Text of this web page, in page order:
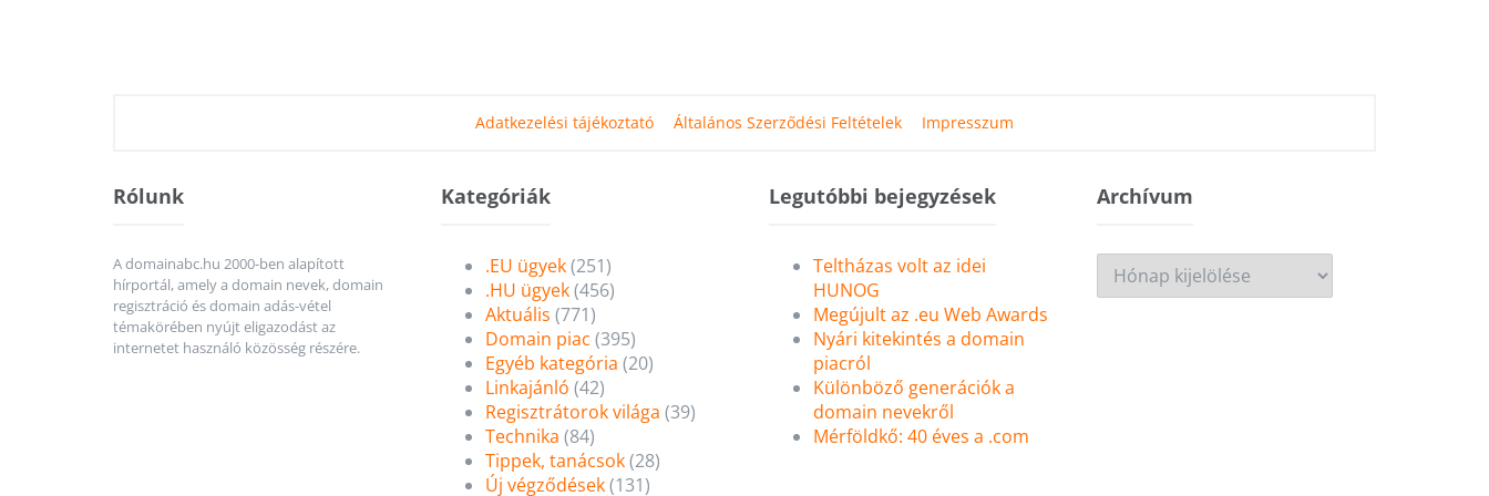
Adatkezelési tájékoztató Általános Szerződési Feltételek Impresszum
Rólunk
A domainabc.hu 2000-ben alapított
hírportál, amely a domain nevek, domain
regisztráció és domain adás-vétel
témakörében nyújt eligazodást az
internetet használó közösség részére.
Kategóriák
.EU ügyek(251)
.HU ügyek(456)
Aktuális (771)
Domain piac (395)
Egyéb kategória (20)
Linkajánló (42)
Regisztrátorok világa (39)
Technika (84)
Tippek, tanácsok(28)
Új végződések(131)
Legutóbbi bejegyzések
Teltházas volt az idei
HUNOG
Megújult az .eu Web Awards
Nyári kitekintés a domain
piacról
Különböző generációk a
domain nevekről
Mérföldkő: 40 éves a .com
ArchívumArchívum